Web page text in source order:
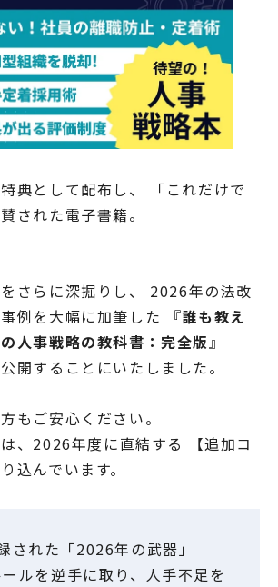
典として配布し、 「これだけで
された電子書籍。
さらに深掘りし、 2026年の法改
例を大幅に加筆した 『誰も教え
人事戦略の教科書：完全版』
開することにいたしました。
もご安心ください。
、2026年度に直結する 【追加コ
込んでいます。
された「2026年の武器」
ルを逆手に取り、人手不足を